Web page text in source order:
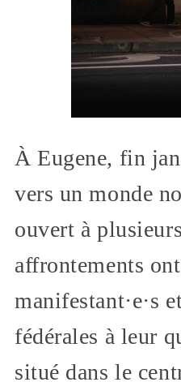
À Eugene, fin
vers un monde
ouvert à
affrontements
manifestant·e·s
fédérales à leur
situé dans le